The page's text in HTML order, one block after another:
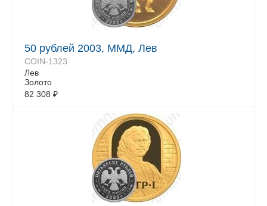
50 рублей 2003, ММД, Лев
COIN-1323
Лев
Золото
82 308 ₽